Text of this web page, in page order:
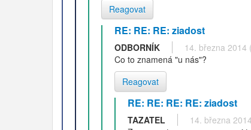
Reagovat
RE: RE: RE: ziadost
ODBORNÍK
14. března 2014
Co to znamená "u nás"?
Reagovat
RE: RE: RE: RE: ziadost
TAZATEL
14. března